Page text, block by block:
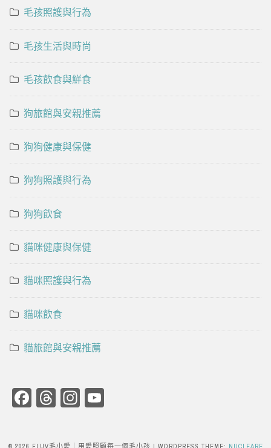
毛孩照護與行為
毛孩生活與時尚
毛孩飲食與鮮食
狗旅館與安親推薦
狗狗健康與保健
狗狗照護與行為
狗狗飲食
貓咪健康與保健
貓咪照護與行為
貓咪飲食
貓旅館與安親推薦
Facebook
ThreadsInstagram